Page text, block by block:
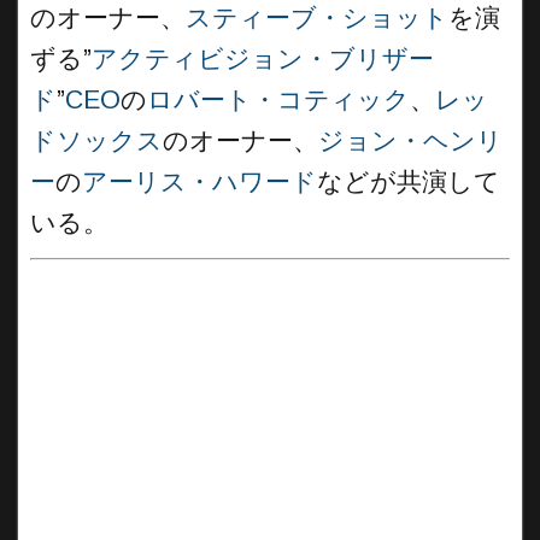
のオーナー、 スティーブ・ショット を演
ずる”アクティビジョン・ブリザー
ド”CEOの ロバート・コティック 、
レッ
ドソックスのオーナー、 ジョン・ヘンリ
ーのアーリス・ハワードなどが共演して
いる。